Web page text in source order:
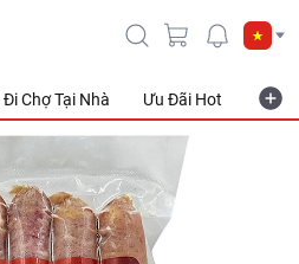
Đi Chợ Tại Nhà Ưu Đãi Hot